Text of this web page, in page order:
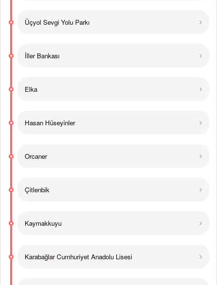
Üçyol Sevgi Yolu Parkı
İller Bankası
Elka
Hasan Hüseyinler
Orcaner
Çitlenbik
Kaymakkuyu
Karabağlar Cumhuriyet Anadolu Lisesi